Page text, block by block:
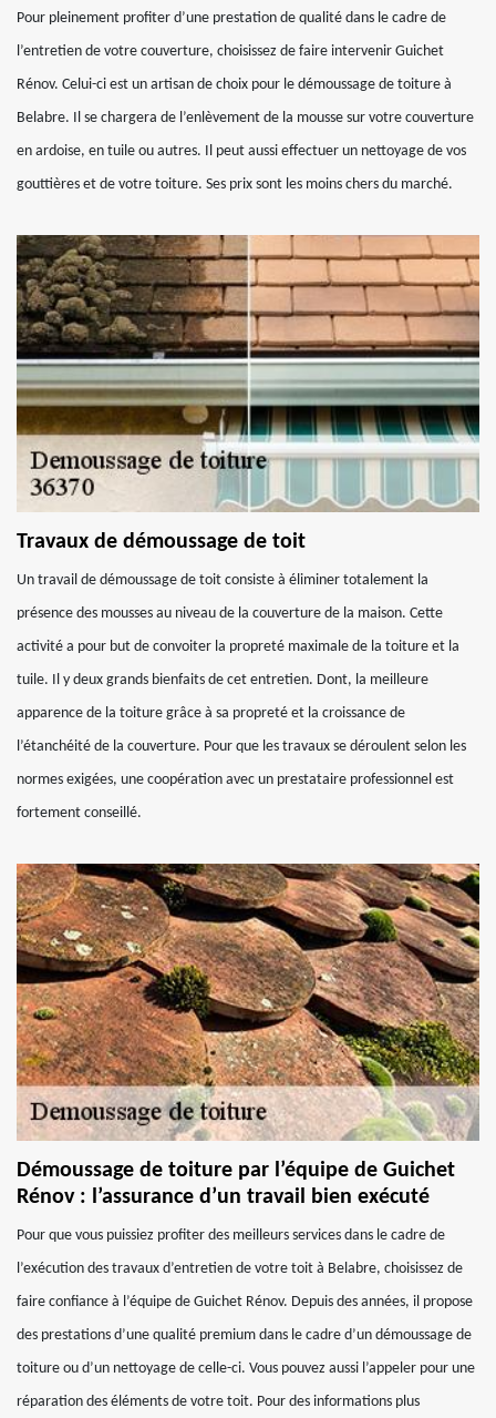
Pour pleinement profiter d’une prestation de qualité dans le cadre de
l’entretien de votre couverture, choisissez de faire intervenir Guichet
Rénov. Celui-ci est un artisan de choix pour le démoussage de toiture à
Belabre. Il se chargera de l’enlèvement de la mousse sur votre couverture
en ardoise, en tuile ou autres. Il peut aussi effectuer un nettoyage de vos
gouttières et de votre toiture. Ses prix sont les moins chers du marché.
Travaux de démoussage de toit
Un travail de démoussage de toit consiste à éliminer totalement la
présence des mousses au niveau de la couverture de la maison. Cette
activité a pour but de convoiter la propreté maximale de la toiture et la
tuile. Il y deux grands bienfaits de cet entretien. Dont, la meilleure
apparence de la toiture grâce à sa propreté et la croissance de
l’étanchéité de la couverture. Pour que les travaux se déroulent selon les
normes exigées, une coopération avec un prestataire professionnel est
fortement conseillé.
Démoussage de toiture par l’équipe de Guichet
Rénov : l’assurance d’un travail bien exécuté
Pour que vous puissiez profiter des meilleurs services dans le cadre de
l’exécution des travaux d’entretien de votre toit à Belabre, choisissez de
faire confiance à l’équipe de Guichet Rénov. Depuis des années, il propose
des prestations d’une qualité premium dans le cadre d’un démoussage de
toiture ou d’un nettoyage de celle-ci. Vous pouvez aussi l’appeler pour une
réparation des éléments de votre toit. Pour des informations plus